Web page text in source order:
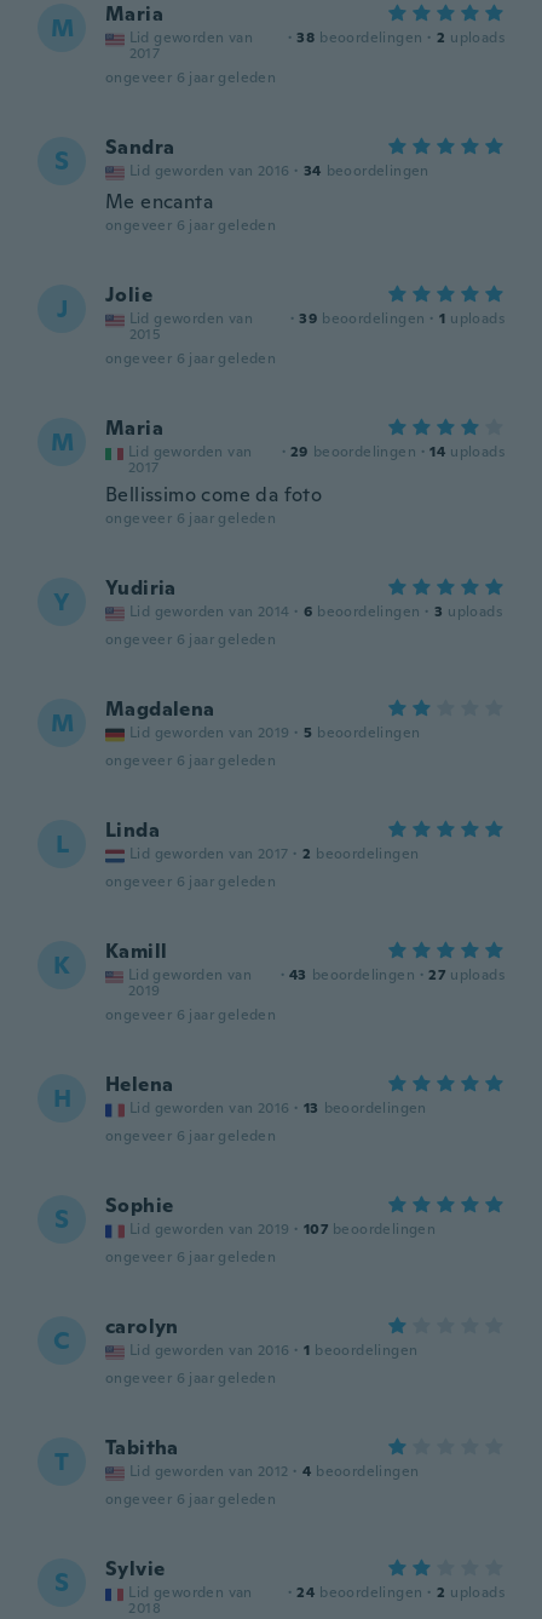
M Maria
Lid geworden van
2017
· 38 beoordelingen · 2 uploads
ongeveer 6 jaar geleden
S Sandra
Lid geworden van 2016 · 34 beoordelingen
Me encanta
ongeveer 6 jaar geleden
J Jolie
Lid geworden van
2015
· 39 beoordelingen · 1 uploads
ongeveer 6 jaar geleden
M Maria
Lid geworden van
2017
· 29 beoordelingen · 14 uploads
Bellissimo come da foto
ongeveer 6 jaar geleden
Y Yudiria
Lid geworden van 2014 · 6 beoordelingen · 3 uploads
ongeveer 6 jaar geleden
M Magdalena
Lid geworden van 2019 · 5 beoordelingen
ongeveer 6 jaar geleden
L Linda
Lid geworden van 2017 · 2 beoordelingen
ongeveer 6 jaar geleden
K Kamill
Lid geworden van
2019
· 43 beoordelingen · 27 uploads
ongeveer 6 jaar geleden
H Helena
Lid geworden van 2016 · 13 beoordelingen
ongeveer 6 jaar geleden
S Sophie
Lid geworden van 2019 · 107 beoordelingen
ongeveer 6 jaar geleden
C carolyn
Lid geworden van 2016 · 1 beoordelingen
ongeveer 6 jaar geleden
T Tabitha
Lid geworden van 2012 · 4 beoordelingen
ongeveer 6 jaar geleden
S Sylvie
Lid geworden van
2018
· 24 beoordelingen · 2 uploads